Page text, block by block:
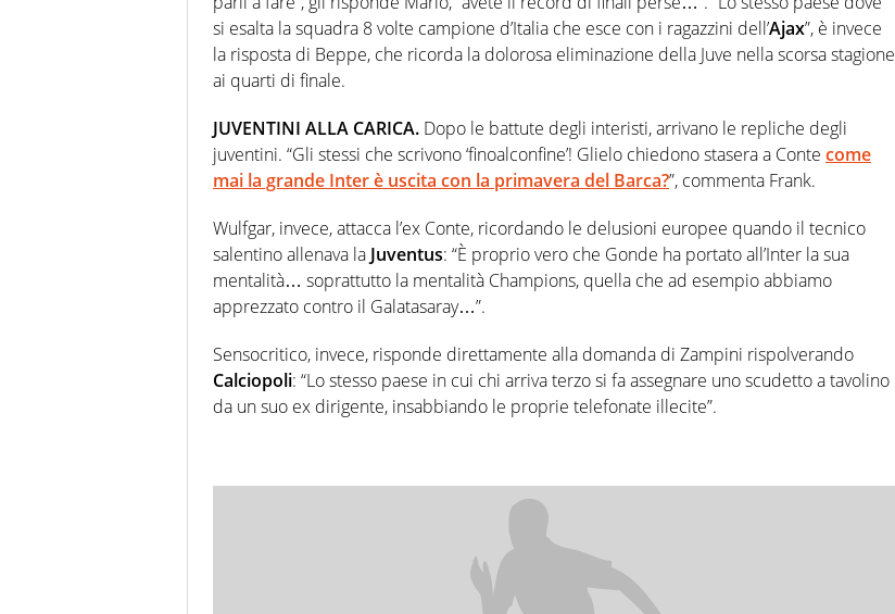
si esalta la squadra 8 volte campione d’Italia che esce con i ragazzini dell’Ajax”, è invece
la risposta di Beppe, che ricorda la dolorosa eliminazione della Juve nella scorsa stagione
ai quarti di finale.
JUVENTINI ALLA CARICA. Dopo le battute degli interisti, arrivano le repliche degli
juventini. “Gli stessi che scrivono ‘finoalconfine’! Glielo chiedono stasera a Conte come
mai la grande Inter è uscita con la primavera del Barca?”, commenta Frank.
Wulfgar, invece, attacca l’ex Conte, ricordando le delusioni europee quando il tecnico
salentino allenava la Juventus: “È proprio vero che Gonde ha portato all’Inter la sua
mentalità… soprattutto la mentalità Champions, quella che ad esempio abbiamo
apprezzato contro il Galatasaray…”.
Sensocritico, invece, risponde direttamente alla domanda di Zampini rispolverando
Calciopoli: “Lo stesso paese in cui chi arriva terzo si fa assegnare uno scudetto a tavolino
da un suo ex dirigente, insabbiando le proprie telefonate illecite”.